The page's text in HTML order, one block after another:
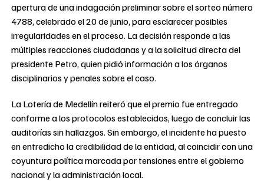
apertura de una indagación preliminar sobre el sorteo número
4788, celebrado el 20 de junio, para esclarecer posibles
irregularidades en el proceso. La decisión responde a las
múltiples reacciones ciudadanas y a la solicitud directa del
presidente Petro, quien pidió información a los órganos
disciplinarios y penales sobre el caso.
La Lotería de Medellín reiteró que el premio fue entregado
conforme a los protocolos establecidos, luego de concluir las
auditorías sin hallazgos. Sin embargo, el incidente ha puesto
en entredicho la credibilidad de la entidad, al coincidir con una
coyuntura política marcada por tensiones entre el gobierno
nacional y la administración local.